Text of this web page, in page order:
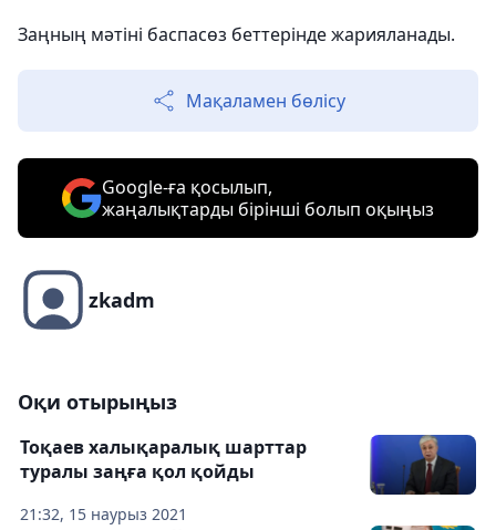
Заңның мәтіні баспасөз беттерінде жарияланады.
Мақаламен бөлісу
Google-ға қосылып,
жаңалықтарды бірінші болып оқыңыз
zkadm
Оқи отырыңыз
21:32, 15 наурыз 2021
Тоқаев халықаралық шарттар
туралы заңға қол қойды